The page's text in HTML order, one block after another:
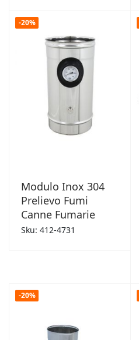
-20%
Modulo Inox 304
Prelievo Fumi
Canne Fumarie
Sku: 412-4731
-20%